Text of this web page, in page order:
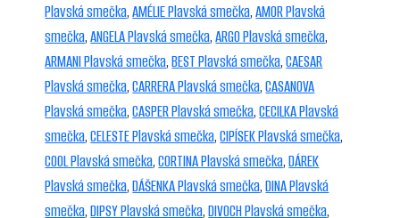
Plavská smečka,AMÉLIE Plavská smečka,AMOR Plavská
smečka,ANGELA Plavská smečka,ARGO Plavská smečka,
ARMANI Plavská smečka,BEST Plavská smečka,CAESAR
Plavská smečka,CARRERA Plavská smečka,CASANOVA
Plavská smečka,CASPER Plavská smečka,CECILKA Plavská
smečka,CELESTE Plavská smečka,CIPÍSEK Plavská smečka,
COOL Plavská smečka,CORTINA Plavská smečka,DÁREK
Plavská smečka,DÁŠENKA Plavská smečka,DINA Plavská
smečka,DIPSY Plavská smečka,DIVOCH Plavská smečka,